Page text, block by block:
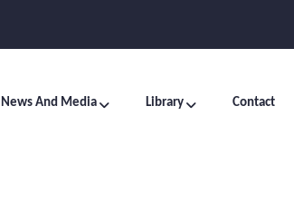
News And Media Library Contact